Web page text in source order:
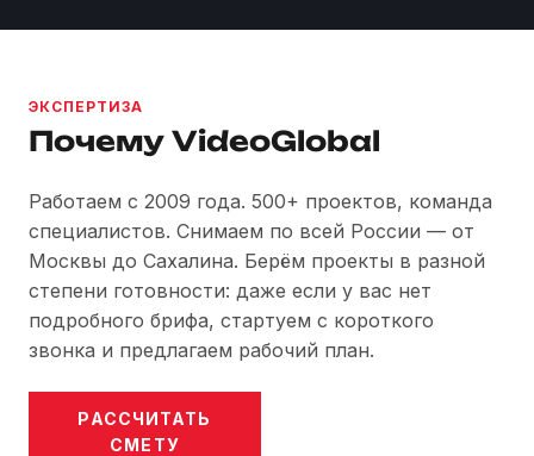
ЭКСПЕРТИЗА
Почему VideoGlobal
Работаем с 2009 года. 500+ проектов, команда
специалистов. Снимаем по всей России — от
Москвы до Сахалина. Берём проекты в разной
степени готовности: даже если у вас нет
подробного брифа, стартуем с короткого
звонка и предлагаем рабочий план.
РАССЧИТАТЬ
СМЕТУ